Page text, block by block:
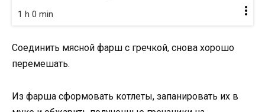
1 h 0 min
Соединить мясной фарш с гречкой, снова хорошо
перемешать.
Из фарша сформовать котлеты, запанировать их в